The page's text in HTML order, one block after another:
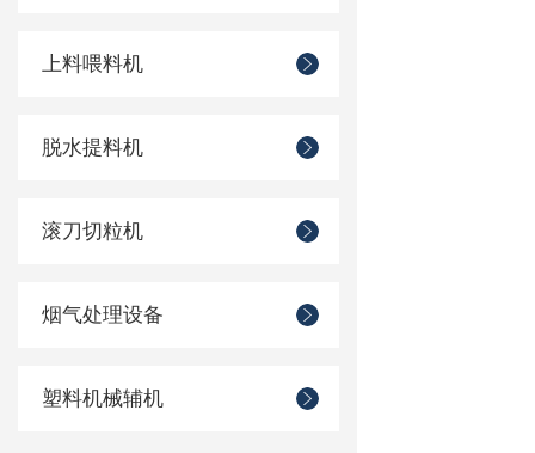
上料喂料机
脱水提料机
滚刀切粒机
烟气处理设备
塑料机械辅机